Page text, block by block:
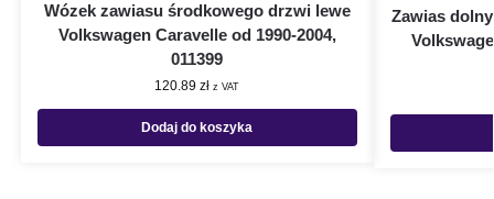
Wózek zawiasu środkowego drzwi lewe
Volkswagen Caravelle od 1990-2004,
011399
120.89zł z VAT
Dodaj do koszyka
Zawias